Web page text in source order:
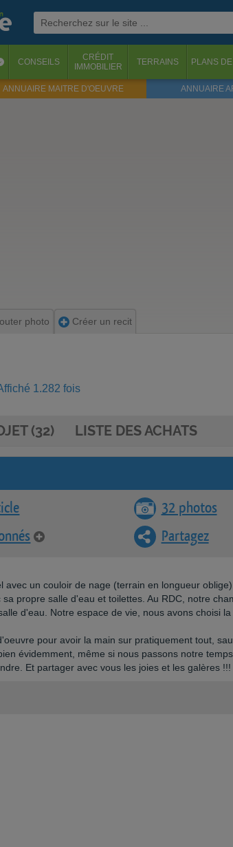
CONSEILS
CRÉDIT
IMMOBILIER
TERRAINS PLANS
ANNUAIRE MAITRE D'OEUVRE ANNUAIRE
photo Créer un recit
1.282 fois
(32) LISTE DES ACHATS
32 photos
Partagez
un couloir de nage (terrain en longueur
propre salle d'eau et toilettes. Au RDC, notre
d'eau. Notre espace de vie, nous avons choisi la
pour avoir la main sur pratiquement tout,
évidemment, même si nous passons notre
Et partager avec vous les joies et les galères !!!